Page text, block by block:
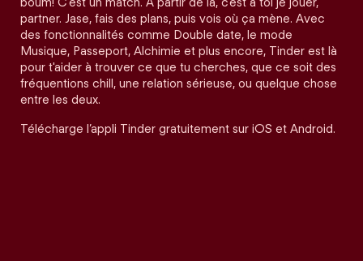
partner. Jase, fais des plans, puis vois où ça mène. Avec
des fonctionnalités comme Double date, le mode
Musique, Passeport, Alchimie et plus encore, Tinder est là
pour t'aider à trouver ce que tu cherches, que ce soit des
fréquentions chill, une relation sérieuse, ou quelque chose
entre les deux.
Télécharge l’appli Tinder gratuitement sur iOS et Android.